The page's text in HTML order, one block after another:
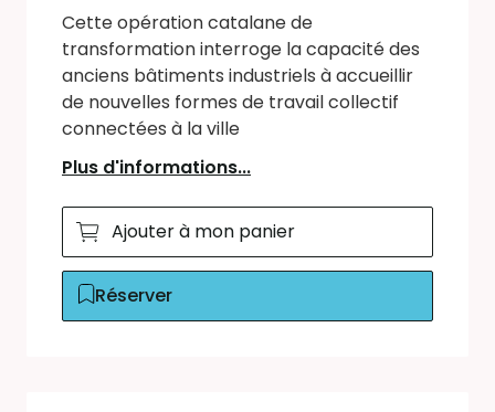
Cette opération catalane de
transformation interroge la capacité des
anciens bâtiments industriels à accueillir
de nouvelles formes de travail collectif
connectées à la ville
Plus d'informations...
Ajouter à mon panier
Réserver